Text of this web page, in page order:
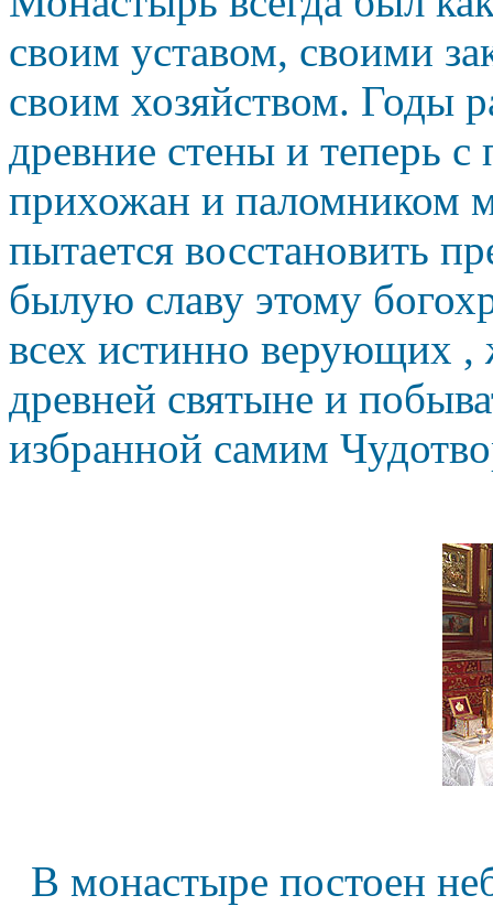
своим уставом, своими
своим хозяйством. Годы
древние стены и теперь
прихожан и паломником
пытается восстановить
былую славу этому
всех истинно верующих
древней святыне и
избранной самим
В монастыре постоен